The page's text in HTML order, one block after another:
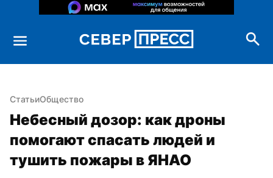
СтатьиОбщество
Небесный дозор: как дроны
помогают спасать людей и
тушить пожары в ЯНАО